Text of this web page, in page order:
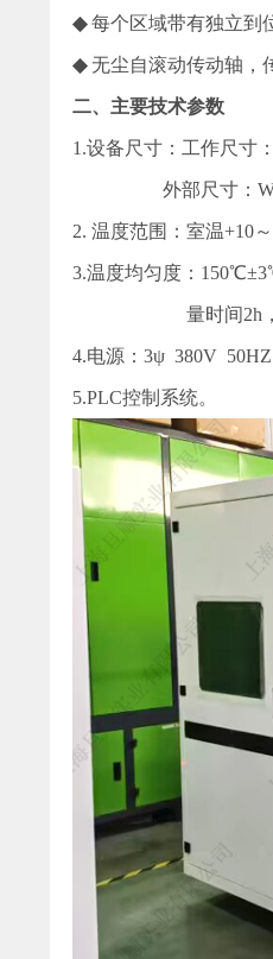
◆每个区域带有独立到
◆无尘自滚动传动轴，
二、主要技术参数
1.设备尺寸 ：工作尺寸
外部尺寸：
2. 温度范围：室温+10
3.温度均匀度：
量时间2h，每
4.电源：3ψ 380V
5.PLC控制系统。